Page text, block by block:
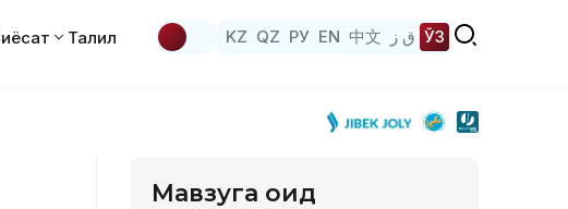
Таҳлил KZ QZ РУ EN 中文 ق ز ЎЗ
Мавзуга оид